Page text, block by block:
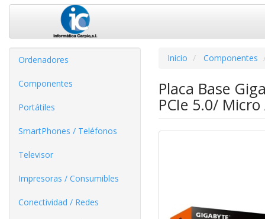
Ordenadores
Componentes
Portátiles
SmartPhones / Teléfonos
Televisor
Impresoras / Consumibles
Conectividad / Redes
Inicio Componentes
Placa Base
PCIe 5.0/ Micro